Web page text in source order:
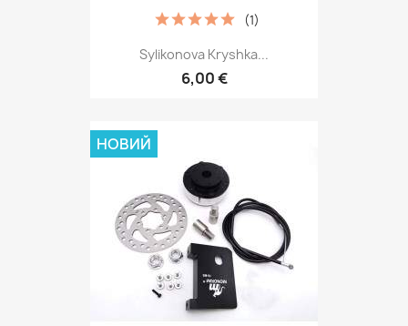
Sylikonova Kryshka...
6,00 €
(1)
НОВИЙ